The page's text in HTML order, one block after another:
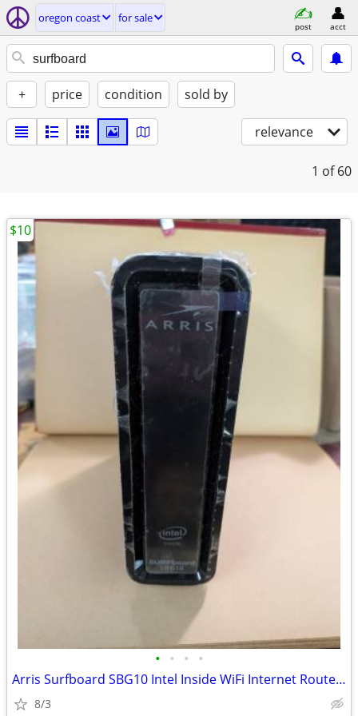
oregon coast for sale
post acct
+ price condition sold by
relevance
1 of 60
• • • •
Arris Surfboard SBG10 Intel Inside WiFi Internet Router Modem
8/3
$10